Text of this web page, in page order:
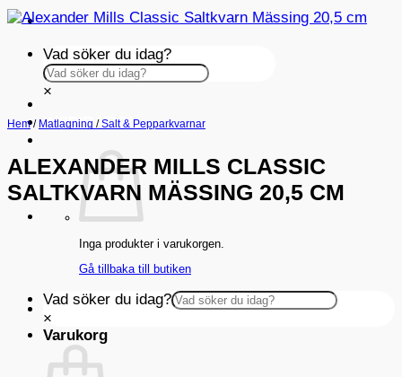
Vad söker du idag?
×
INSPIRATION
Inga produkter i varukorgen.
Gå tillbaka till butiken
Vad söker du idag?
×
Varukorg
Hem / Matlagning / Salt & Pepparkvarnar
ALEXANDER MILLS CLASSIC
SALTKVARN MÄSSING 20,5 CM